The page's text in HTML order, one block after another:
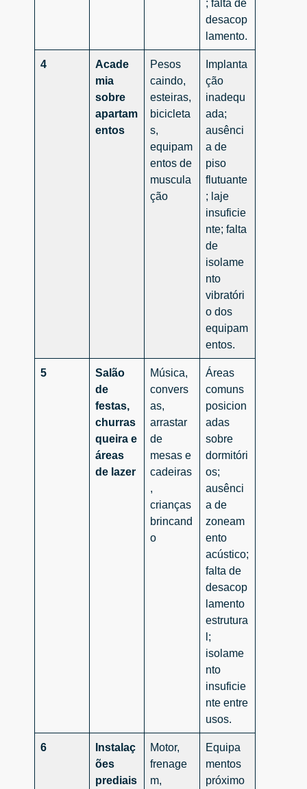
; falta de
desacop
lamento.
4
Acade
mia
sobre
apartam
entos
Pesos
caindo,
esteiras,
bicicleta
s,
equipam
entos de
muscula
ção
Implanta
ção
inadequ
ada;
ausênci
a de
piso
flutuante
; laje
insuficie
nte; falta
de
isolame
nto
vibratóri
o dos
equipam
entos.
5
Salão
de
festas,
churras
queira e
áreas
de lazer
Música,
convers
as,
arrastar
de
mesas e
cadeiras
,
crianças
brincand
o
Áreas
comuns
posicion
adas
sobre
dormitóri
os;
ausênci
a de
zoneam
ento
acústico;
falta de
desacop
lamento
estrutura
l;
isolame
nto
insuficie
nte entre
usos.
6
Instalaç
ões
prediais
Motor,
frenage
m,
Equipa
mentos
próximo